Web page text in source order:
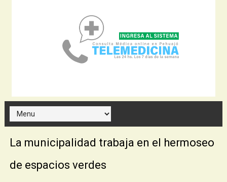
La municipalidad trabaja en el hermoseo
de espacios verdes